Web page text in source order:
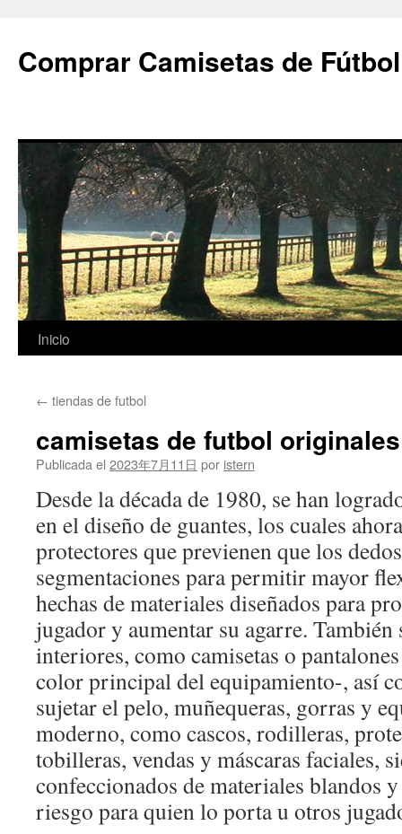
Comprar Camisetas de
Saltar
contenido
Inicio
← tiendas de futbol
camisetas de futbol originales
Publicada el 2023年7月11日 por istern
Desde la década de 1980, se han
en el diseño de guantes, los cuales
protectores que previenen que los
segmentaciones para permitir mayor
hechas de materiales diseñados para
jugador y aumentar su agarre.
interiores, como camisetas o
color principal del equipamiento-, así
sujetar el pelo, muñequeras, gorras y
moderno, como cascos, rodilleras,
tobilleras, vendas y máscaras faciales,
confeccionados de materiales blandos
riesgo para quien lo porta u otros